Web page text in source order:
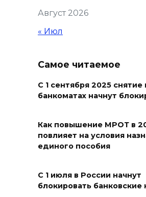
строителей с
праздником
Два донских курса по
финансовой
09 августа 2026 11:43
Август 2026
« Июл
Самое читаемое
С 1 сентября 2025 снятие
банкоматах начнут
Как повышение МРОТ в
повлияет на условия
единого пособия
С 1 июля в России начнут
блокировать банковские